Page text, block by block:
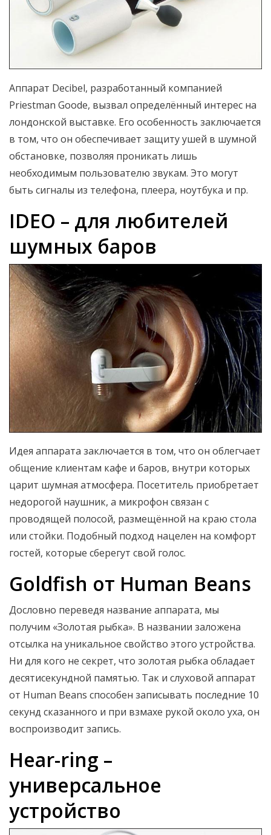
Аппарат Decibel, разработанный компанией
Priestman Goode, вызвал определённый интерес на
лондонской выставке. Его особенность заключается
в том, что он обеспечивает защиту ушей в шумной
обстановке, позволяя проникать лишь
необходимым пользователю звукам. Это могут
быть сигналы из телефона, плеера, ноутбука и пр.
IDEO – для любителей
шумных баров
Идея аппарата заключается в том, что он облегчает
общение клиентам кафе и баров, внутри которых
царит шумная атмосфера. Посетитель приобретает
недорогой наушник, а микрофон связан с
проводящей полосой, размещённой на краю стола
или стойки. Подобный подход нацелен на комфорт
гостей, которые сберегут свой голос.
Goldfish от Human Beans
Дословно переведя название аппарата, мы
получим «Золотая рыбка». В названии заложена
отсылка на уникальное свойство этого устройства.
Ни для кого не секрет, что золотая рыбка обладает
десятисекундной памятью. Так и слуховой аппарат
от Human Beans способен записывать последние 10
секунд сказанного и при взмахе рукой около уха, он
воспроизводит запись.
Hear-ring –
универсальное
устройство